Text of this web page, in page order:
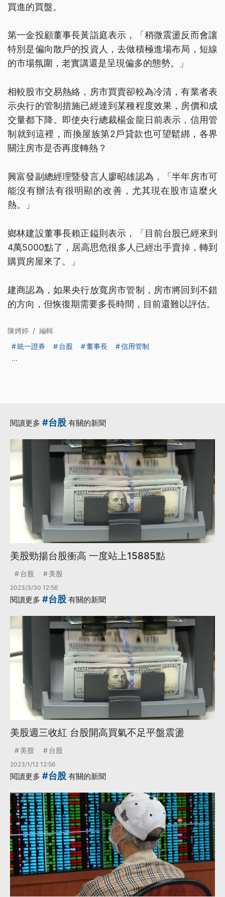
買進的買盤。
第一金投顧董事長黃詣庭表示，「稍微震盪反而會讓
特別是偏向散戶的投資人，去做積極進場布局，短線
的市場氛圍，老實講還是呈現偏多的態勢。」
相較股市交易熱絡，房市買賣卻較為冷清，有業者表
示央行的管制措施已經達到某種程度效果，房價和成
交量都下降。即使央行總裁楊金龍日前表示，信用管
制就到這裡，而換屋族第2戶貸款也可望鬆綁，各界
關注房市是否再度轉熱？
興富發副總經理暨發言人廖昭雄認為，「半年房市可
能沒有辦法有很明顯的改善，尤其現在股市這麼火
熱。」
鄉林建設董事長賴正鎰則表示，「目前台股已經來到
4萬5000點了，居高思危很多人已經出手賣掉，轉到
購買房屋來了。」
建商認為，如果央行放寬房市管制，房市將回到不錯
的方向，但恢復期需要多長時間，目前還難以評估。
陳娉婷 / 編輯
統一證券
台股 董事長
信用管制
...
閱讀更多 #台股 有關的新聞
美股勁揚台股衝高 一度站上15885點
台股 美股
2023/3/30 12:56
閱讀更多 #台股 有關的新聞
美股週三收紅 台股開高買氣不足平盤震盪
美股 台股
2023/1/12 12:56
閱讀更多 #台股 有關的新聞